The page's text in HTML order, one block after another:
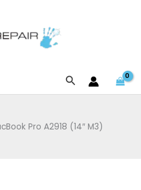
Buscar
Pro A2918 (14″ M3)